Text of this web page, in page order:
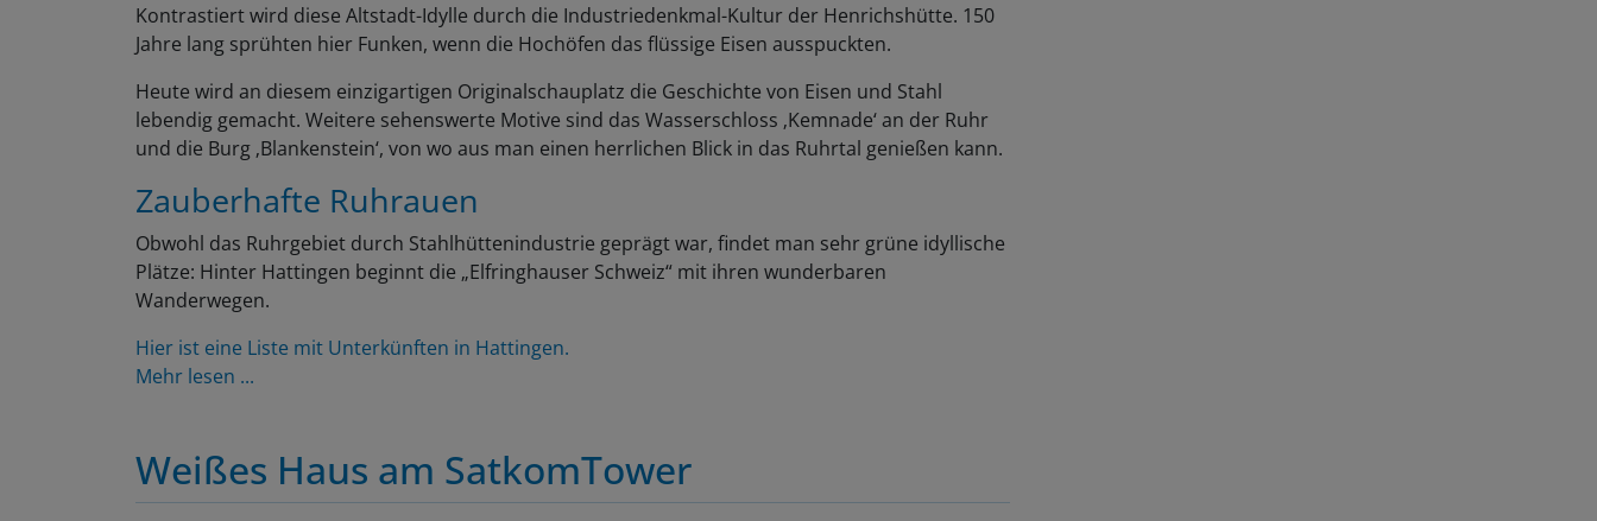
Kontrastiert wird diese Altstadt-Idylle durch die Industriedenkmal-Kultur der Henrichshütte. 150
Jahre lang sprühten hier Funken, wenn die Hochöfen das flüssige Eisen ausspuckten.
Heute wird an diesem einzigartigen Originalschauplatz die Geschichte von Eisen und Stahl
lebendig gemacht. Weitere sehenswerte Motive sind das Wasserschloss ‚Kemnade‘ an der Ruhr
und die Burg ‚Blankenstein‘, von wo aus man einen herrlichen Blick in das Ruhrtal genießen kann.
Zauberhafte Ruhrauen
Obwohl das Ruhrgebiet durch Stahlhüttenindustrie geprägt war, findet man sehr grüne idyllische
Plätze: Hinter Hattingen beginnt die „Elfringhauser Schweiz“ mit ihren wunderbaren
Wanderwegen.
Hier ist eine Liste mit Unterkünften in Hattingen.
Mehr lesen ...
Weißes Haus am SatkomTower